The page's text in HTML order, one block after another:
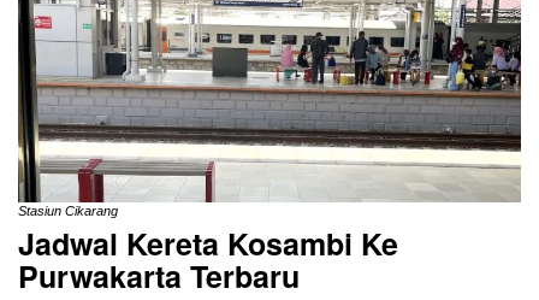
Stasiun Cikarang
Jadwal Kereta Kosambi Ke
Purwakarta Terbaru